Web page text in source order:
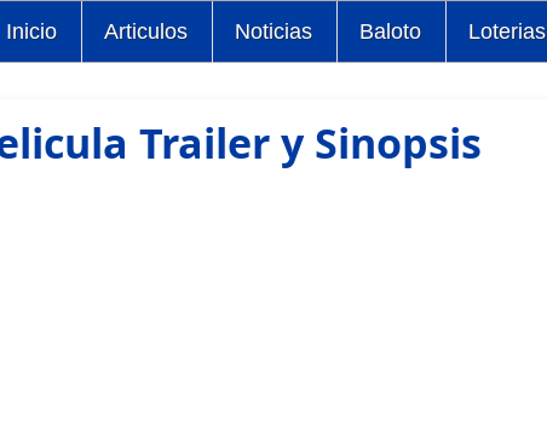
Inicio Articulos Noticias Baloto Loterias
Trailer y Sinopsis